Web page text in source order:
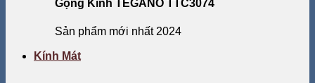
Gọng Kính TEGANO TTC3074
Sản phẩm mới nhất 2024
Kính Mát